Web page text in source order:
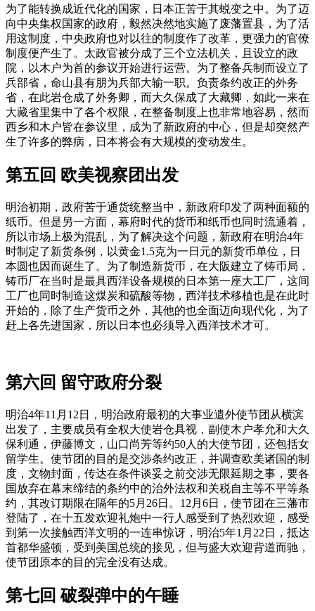
为了能转换成近代化的国家，日本正苦于其蜕变之中。为了迈
向中央集权国家的政府，毅然决然地实施了废藩置县，为了活
用这制度，中央政府也对以往的制度作了改革，更强力的官僚
制度便产生了。太政官被分成了三个立法机关，且设立的政
院，以木户为首的参议开始进行运营。为了整备兵制而设立了
兵部省，命山县有朋为兵部大输一职。负责条约改正的外务
省，在此岩仓成了外务卿，而大久保成了大藏卿，如此一来在
大藏省里集中了各个权限，在整备制度上也非常地容易，然而
西乡和木户皆在参议里，成为了新政府的中心，但是却突然产
生了许多的弊病，日本将会有大规模的变动发生。
第五回 欧美视察团出发
明治初期，政府苦于通货统整当中，新政府印发了两种面额的
纸币。但是另一方面，幕府时代的货币和纸币也同时流通着，
所以市场上极为混乱，为了解决这个问题，新政府在明治4年
时制定了新货条例，以黄金1.5克为一日元的新货币单位，日
本圆也因而诞生了。为了制造新货币，在大阪建立了铸币局，
铸币厂在当时是最具西洋设备规模的日本第一座大工厂，这间
工厂也同时制造这煤炭和硫酸等物，西洋技术移植也是在此时
开始的，除了生产货币之外，其他的也全面迈向现代化，为了
赶上各先进国家，所以日本也必须导入西洋技术才可。
第六回 留守政府分裂
明治4年11月12日，明治政府最初的大事业遣外使节团从横滨
出发了，主要成员有全权大使岩仓具视，副使木户孝允和大久
保利通，伊藤博文，山口尚芳等约50人的大使节团，还包括女
留学生。使节团的目的是交涉条约改正，并调查欧美诸国的制
度，文物封面，传达在条件谈妥之前交涉无限延期之事，要各
国放弃在幕末缔结的条约中的治外法权和关税自主等不平等条
约，其改订期限在隔年的5月26日。12月6日，使节团在三藩市
登陆了，在十五发欢迎礼炮中一行人感受到了热烈欢迎，感受
到第一次接触西洋文明的一连串惊讶，明治5年1月22日，抵达
首都华盛顿，受到美国总统的接见，但与盛大欢迎背道而驰，
使节团原本的目的完全没有达成。
第七回 破裂弹中的午睡